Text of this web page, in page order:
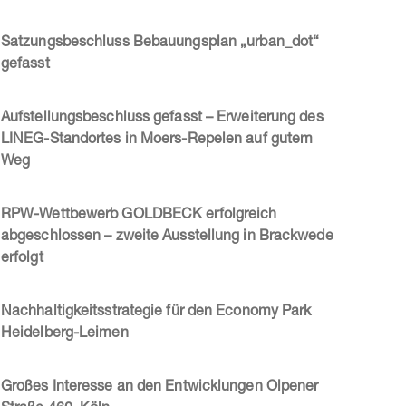
Satzungsbeschluss Bebauungsplan „urban_dot“
gefasst
Aufstellungsbeschluss gefasst – Erweiterung des
LINEG-Standortes in Moers-Repelen auf gutem
Weg
RPW-Wettbewerb GOLDBECK erfolgreich
abgeschlossen – zweite Ausstellung in Brackwede
erfolgt
Nachhaltigkeitsstrategie für den Economy Park
Heidelberg-Leimen
Großes Interesse an den Entwicklungen Olpener